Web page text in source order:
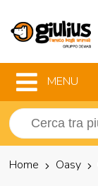
MENU
Home Oasy